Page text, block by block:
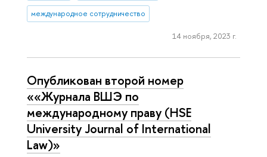
международное сотрудничество
14 ноября, 2023 г.
Опубликован второй номер
««Журнала ВШЭ по
международному праву (HSE
University Journal of International
Law)»